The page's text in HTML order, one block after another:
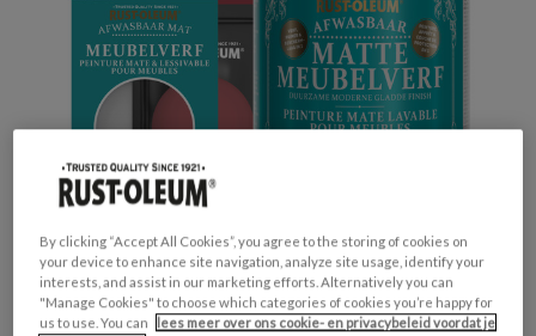
By clicking “Accept All Cookies”, you agree to the storing of cookies on
your device to enhance site navigation, analyze site usage, identify your
interests, and assist in our marketing efforts. Alternatively you can
"Manage Cookies" to choose which categories of cookies you’re happy for
us to use. You can
lees meer over ons cookie- en privacybeleid voordat je